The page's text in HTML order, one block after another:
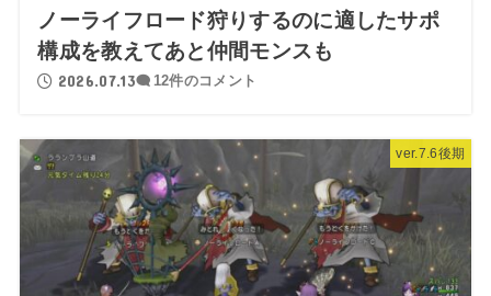
ノーライフロード狩りするのに適したサポ
構成を教えてあと仲間モンスも
2026.07.13 12件のコメント
ver.7.6後期